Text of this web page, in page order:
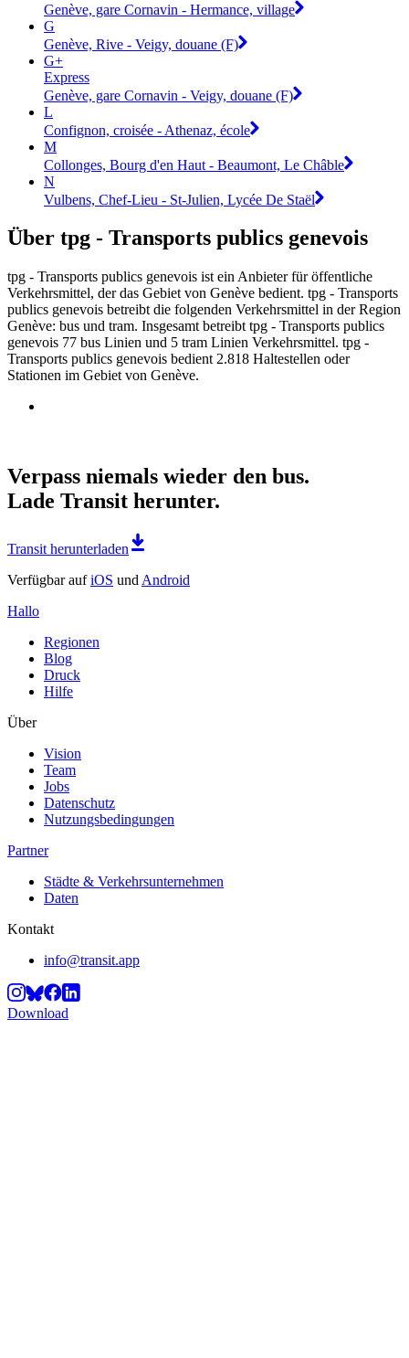
Genève, gare Cornavin - Hermance, village
G
Genève, Rive - Veigy, douane (F)
G+
Express
Genève, gare Cornavin - Veigy, douane (F)
L
Confignon, croisée - Athenaz, école
M
Collonges, Bourg d'en Haut - Beaumont, Le Châble
N
Vulbens, Chef-Lieu - St-Julien, Lycée De Staël
Über tpg - Transports publics genevois
tpg - Transports publics genevois ist ein Anbieter für öffentliche
Verkehrsmittel, der das Gebiet von Genève bedient. tpg - Transports
publics genevois betreibt die folgenden Verkehrsmittel in der Region
Genève: bus und tram. Insgesamt betreibt tpg - Transports publics
genevois 77 bus Linien und 5 tram Linien Verkehrsmittel. tpg -
Transports publics genevois bedient 2.818 Haltestellen oder
Stationen im Gebiet von Genève.
Verpass niemals wieder den bus.
Lade Transit herunter.
Transit herunterladen
Verfügbar aufiOS und Android
Hallo
Regionen
Blog
Druck
Hilfe
Über
Vision
Team
Jobs
Datenschutz
Nutzungsbedingungen
Partner
Städte & Verkehrsunternehmen
Daten
Kontakt
info@transit.app
Download